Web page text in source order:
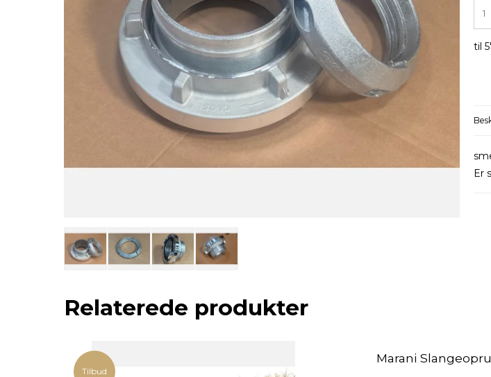
til
Er
Relaterede produkter
Tilbud
Marani